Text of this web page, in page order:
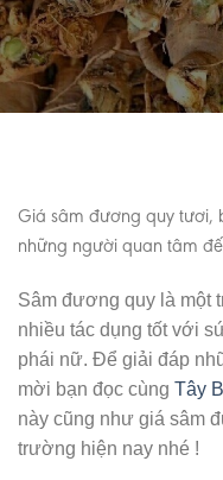
Giá sâm đương quy tươi,
những người quan tâm
Sâm đương quy là một
nhiều tác dụng tốt với
phái nữ. Để giải đáp
mời bạn đọc cùng Tây
này cũng như giá sâm
trường hiện nay nhé !